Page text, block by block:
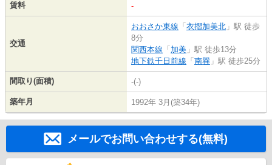
賃料 -
交通
おおさか東線 「 衣摺加美北 」駅 徒歩
8分
関西本線 「 加美 」駅 徒歩13分
地下鉄千日前線 「 南巽 」駅 徒歩25分
間取り(面積) -(-)
築年月 1992年 3月(築34年)
メールでお問い合わせする(無料)